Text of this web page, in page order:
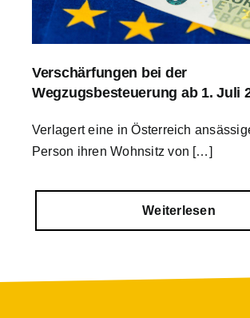
Verschärfungen bei der
Wegzugsbesteuerung ab 1. Juli
Verlagert eine in Österreich
Person ihren Wohnsitz von […]
Weiterlesen